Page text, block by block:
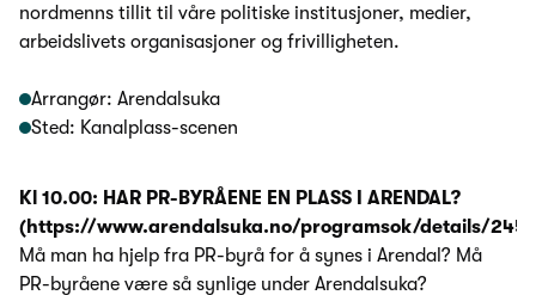
nordmenns tillit til våre politiske institusjoner, medier,
arbeidslivets organisasjoner og frivilligheten.
Arrangør: Arendalsuka
Sted: Kanalplass-scenen
Kl 10.00: HAR PR-BYRÅENE EN PLASS I ARENDAL?
(https://www.arendalsuka.no/programsok/details/
Må man ha hjelp fra PR-byrå for å synes i Arendal? Må
PR-byråene være så synlige under Arendalsuka?